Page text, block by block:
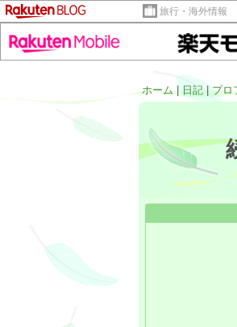
旅行・海外情報
ホーム| 日記|プロ